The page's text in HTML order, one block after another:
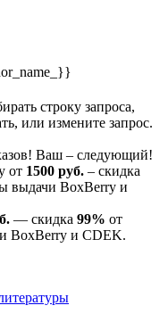
строку запроса,
или измените запрос.
Ваш – следующий!
от 1500 руб. – скидка
выдачи BoxBerry и
— скидка 99% от
BoxBerry и CDEK.